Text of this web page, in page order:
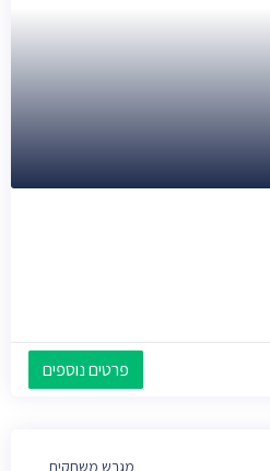
פרטים נוספים
מגרש משחקים